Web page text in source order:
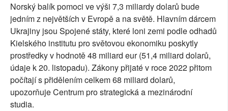
Norský balík pomoci ve výši 7,3 miliardy dolarů bude
jedním z největších v Evropě a na světě. Hlavním dárcem
Ukrajiny jsou Spojené státy, které loni zemi podle odhadů
Kielského institutu pro světovou ekonomiku poskytly
prostředky v hodnotě 48 miliard eur (51,4 miliard dolarů,
údaje k 20. listopadu). Zákony přijaté v roce 2022 přitom
počítají s přidělením celkem 68 miliard dolarů,
upozorňuje Centrum pro strategická a mezinárodní
studia.